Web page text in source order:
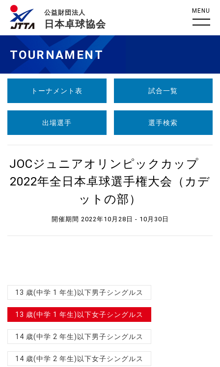
公益財団法人
日本卓球協会
MENU
TOURNAMENT
トーナメント表 試合一覧
出場選手 選手検索
JOCジュニアオリンピックカップ
2022年全日本卓球選手権大会（カデ
ットの部）
開催期間 2022年10月28日 - 10月30日
13 歳(中学 1 年生)以下男子シングルス
13 歳(中学 1 年生)以下女子シングルス
14 歳(中学 2 年生)以下男子シングルス
14 歳(中学 2 年生)以下女子シングルス